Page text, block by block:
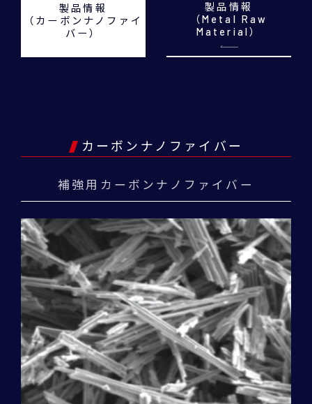
製品情報
（カーボンナノファイ
バー）
製品情報
（Metal Raw
Material）
カーボンナノファイバー
補強用カーボンナノファイバー